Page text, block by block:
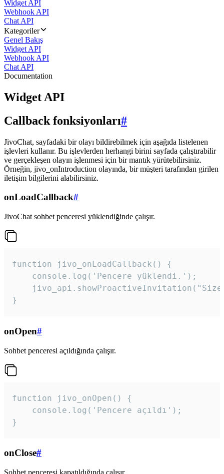
Widget API
Webhook API
Chat API
Kategoriler
Genel Bakış
Widget API
Webhook API
Chat API
Documentation
Widget API
Callback fonksiyonları#
JivoChat, sayfadaki bir olayı bildirebilmek için aşağıda listelenen
işlevleri kullanır. Bu işlevlerden herhangi birini sayfada çalıştırabilir
ve gerçekleşen olayın işlenmesi için bir mantık yürütebilirsiniz.
Örneğin, jivo_onIntroduction olayında, bir müşteri tarafından girilen
iletişim bilgilerini alabilirsiniz.
onLoadCallback#
JivoChat sohbet penceresi yüklendiğinde çalışır.
function jivo_onLoadCallback() {
    console.log('Pencere yüklendi.');
}
onOpen#
Sohbet penceresi açıldığında çalışır.
function jivo_onOpen() {
    console.log('Pencere açıldı');
}
onClose#
Sohbet penceresi kapatıldığında çalışır.